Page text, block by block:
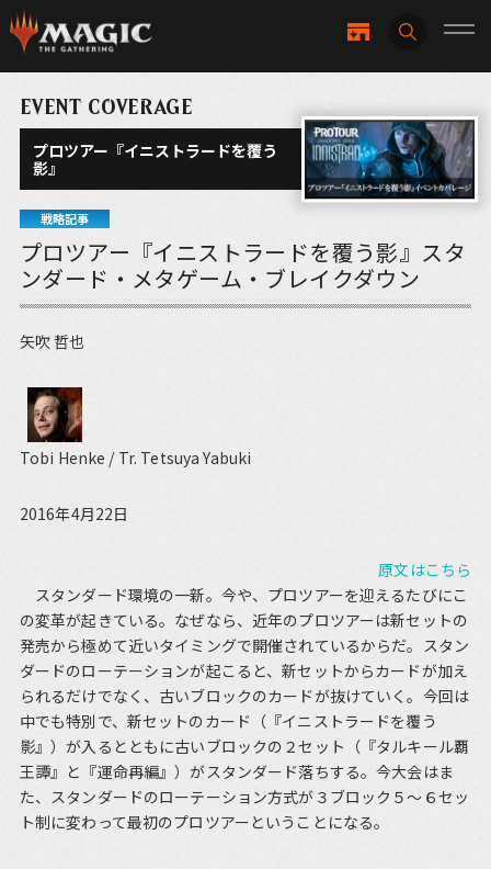
EVENT COVERAGE
プロツアー『イニストラードを覆う
影』
戦略記事
プロツアー『イニストラードを覆う影』スタ
ンダード・メタゲーム・ブレイクダウン
矢吹 哲也
Tobi Henke / Tr. Tetsuya Yabuki
2016年4月22日
原文はこちら
スタンダード環境の一新。今や、プロツアーを迎えるたびにこ
の変革が起きている。なぜなら、近年のプロツアーは新セットの
発売から極めて近いタイミングで開催されているからだ。スタン
ダードのローテーションが起こると、新セットからカードが加え
られるだけでなく、古いブロックのカードが抜けていく。今回は
中でも特別で、新セットのカード（『イニストラードを覆う
影』）が入るとともに古いブロックの２セット（『タルキール覇
王譚』と『運命再編』）がスタンダード落ちする。今大会はま
た、スタンダードのローテーション方式が３ブロック５～６セッ
ト制に変わって最初のプロツアーということになる。